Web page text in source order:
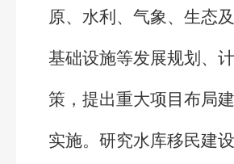
原、水利、气象、生态
基础设施等发展规划、
策，提出重大项目布局
实施。研究水库移民建